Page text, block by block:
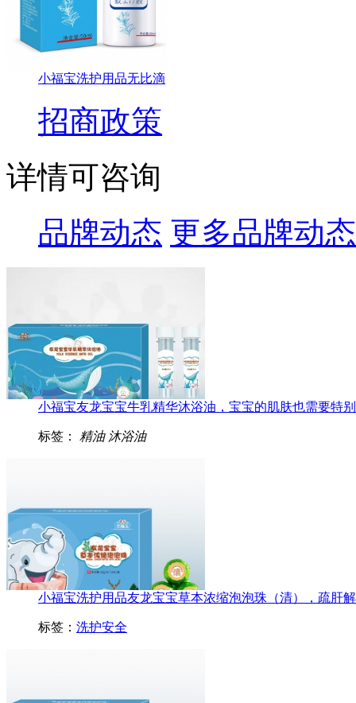
小福宝洗护用品无比滴
招商政策
详情可咨询
品牌动态 更多品牌动态
小福宝友龙宝宝牛乳精华沐浴油，宝宝的肌肤也需要特
标签： 精油 沐浴油
小福宝洗护用品友龙宝宝草本浓缩泡泡珠（清），疏肝
标签： 洗护安全